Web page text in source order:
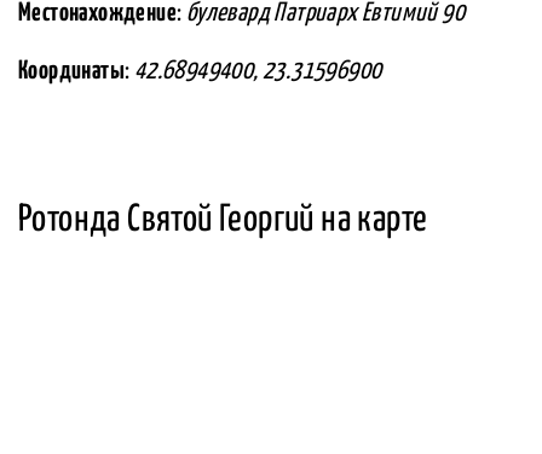
Местонахождение: булевард Патриарх Евтимий 90
Координаты: 42.68949400, 23.31596900
Ротонда Святой Георгий на карте